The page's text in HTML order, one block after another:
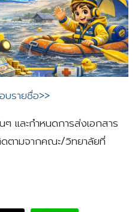
บรายชื่อ>>
ๆ และกำหนดการส่งเอกสาร
ตามจากคณะ/วิทยาลัยที่